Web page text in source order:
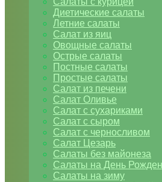
Диетические салаты
Летние салаты
Салат из яиц
Овощные салаты
Острые салаты
Постные салаты
Простые салаты
Салат из печени
Салат Оливье
Салат с сухариками
Салат с сыром
Салат с черносливом
Салат Цезарь
Салаты без майонеза
Салаты на День
Салаты на зиму